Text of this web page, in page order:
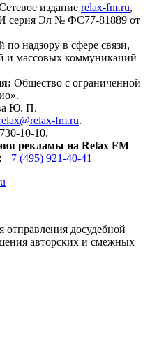
издание relax-fm.ru,
серия Эл № ФС77-81889 от
надзору в сфере связи,
и массовых коммуникаций
Общество с ограниченной
Ю. П.
fm.ru.
10-10.
рекламы на Relax FM
+7 (495) 921-40-41
отправления досудебной
авторских и смежных